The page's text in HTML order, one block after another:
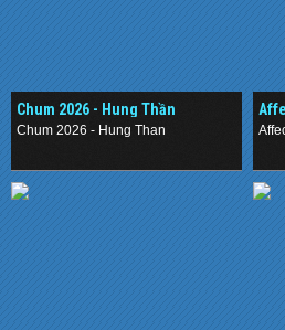
Chum 2026 - Hung Thần
Chum 2026 - Hung Than